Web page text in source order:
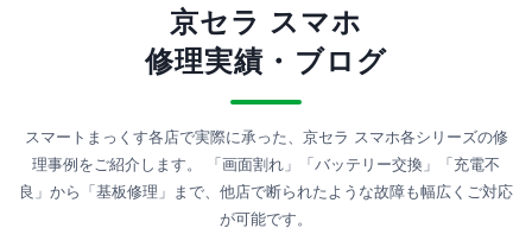
京セラ スマホ
修理実績・ブログ
スマートまっくす各店で実際に承った、京セラ スマホ各シリーズの修
理事例をご紹介します。
「画面割れ」「バッテリー交換」「充電不
良」から「基板修理」まで、他店で断られたような故障も幅広くご対応
が可能です。